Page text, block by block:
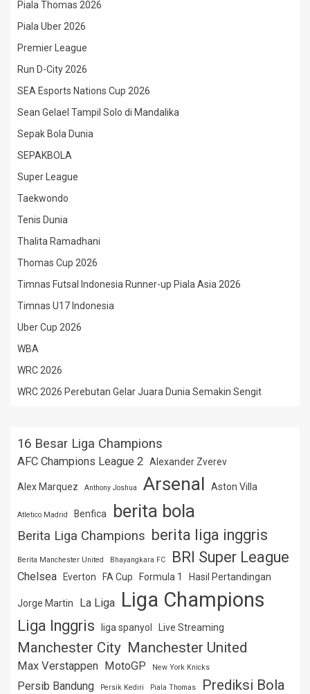
Piala Thomas 2026
Piala Uber 2026
Premier League
Run D-City 2026
SEA Esports Nations Cup 2026
Sean Gelael Tampil Solo di Mandalika
Sepak Bola Dunia
SEPAKBOLA
Super League
Taekwondo
Tenis Dunia
Thalita Ramadhani
Thomas Cup 2026
Timnas Futsal Indonesia Runner-up Piala Asia 2026
Timnas U17 Indonesia
Uber Cup 2026
WBA
WRC 2026
WRC 2026 Perebutan Gelar Juara Dunia Semakin Sengit
16 Besar Liga Champions
AFC Champions League 2 Alexander Zverev
Alex Marquez Anthony Joshua Arsenal Aston Villa
Atletico Madrid Benfica berita bola
Berita Liga Champions berita liga inggris
Berita Manchester United Bhayangkara FC BRI Super League
Chelsea Everton FA Cup Formula 1 Hasil Pertandingan
Jorge Martin La Liga Liga Champions
Liga Inggris liga spanyol Live Streaming
Manchester City Manchester United
Max Verstappen MotoGP New York Knicks
Persib Bandung Persik Kediri Piala Thomas Prediksi Bola